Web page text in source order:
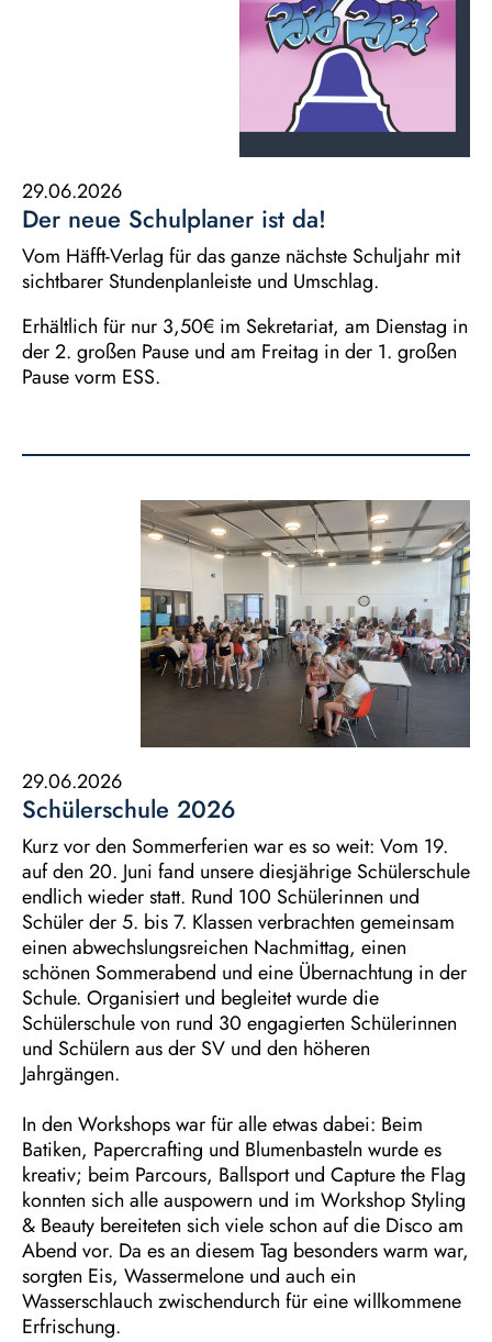
29.06.2026
Der neue Schulplaner ist da!
Vom Häfft-Verlag für das ganze nächste Schuljahr mit
sichtbarer Stundenplanleiste und Umschlag.
Erhältlich für nur 3,50€ im Sekretariat, am Dienstag in
der 2. großen Pause und am Freitag in der 1. großen
Pause vorm ESS.
29.06.2026
Schülerschule 2026
Kurz vor den Sommerferien war es so weit: Vom 19.
auf den 20. Juni fand unsere diesjährige Schülerschule
endlich wieder statt. Rund 100 Schülerinnen und
Schüler der 5. bis 7. Klassen verbrachten gemeinsam
einen abwechslungsreichen Nachmittag, einen
schönen Sommerabend und eine Übernachtung in der
Schule. Organisiert und begleitet wurde die
Schülerschule von rund 30 engagierten Schülerinnen
und Schülern aus der SV und den höheren
Jahrgängen.
In den Workshops war für alle etwas dabei: Beim
Batiken, Papercrafting und Blumenbasteln wurde es
kreativ; beim Parcours, Ballsport und Capture the Flag
konnten sich alle auspowern und im Workshop Styling
& Beauty bereiteten sich viele schon auf die Disco am
Abend vor. Da es an diesem Tag besonders warm war,
sorgten Eis, Wassermelone und auch ein
Wasserschlauch zwischendurch für eine willkommene
Erfrischung.